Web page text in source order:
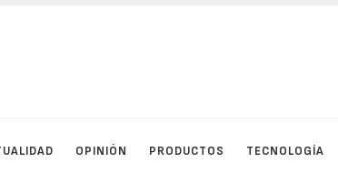
OPINIÓN PRODUCTOS TECNOLOGÍA